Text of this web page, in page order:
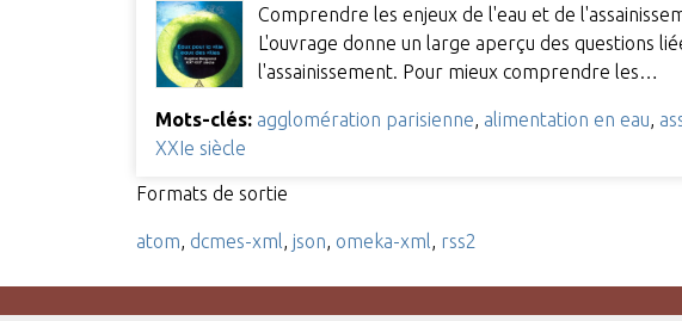
Comprendre les enjeux de l'eau et de
L'ouvrage donne un large aperçu des questions
l'assainissement. Pour mieux comprendre les…
Mots-clés: agglomération parisienne alimentation en eau
XXIe siècle
Formats de sortie
atom dcmes-xml json omeka-xml rss2